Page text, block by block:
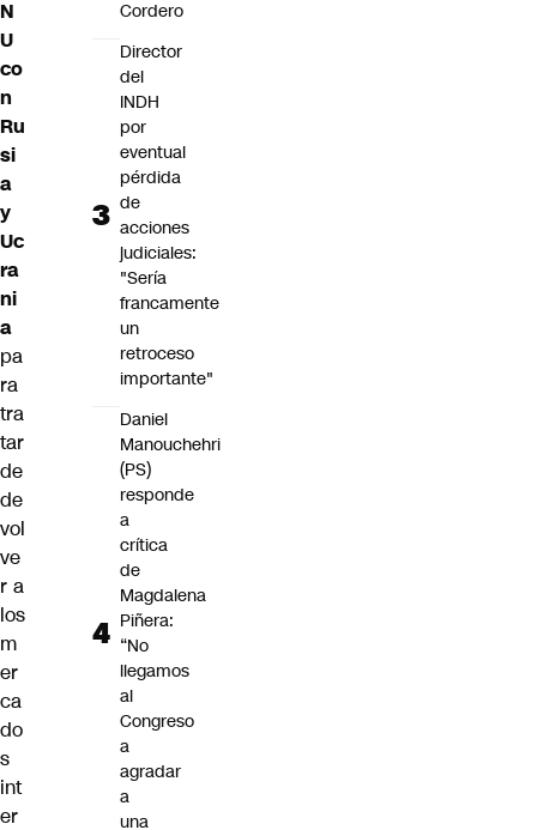
N
U
co
n
Ru
si
a
y
Uc
ra
ni
a
pa
ra
tra
tar
de
de
vol
ve
r a
los
m
er
ca
do
s
int
er
Cordero
Director
del
INDH
por
eventual
pérdida
de
acciones
judiciales:
"Sería
francamente
un
retroceso
importante"
Daniel
Manouchehri
(PS)
responde
a
crítica
de
Magdalena
Piñera:
“No
llegamos
al
Congreso
a
agradar
a
una